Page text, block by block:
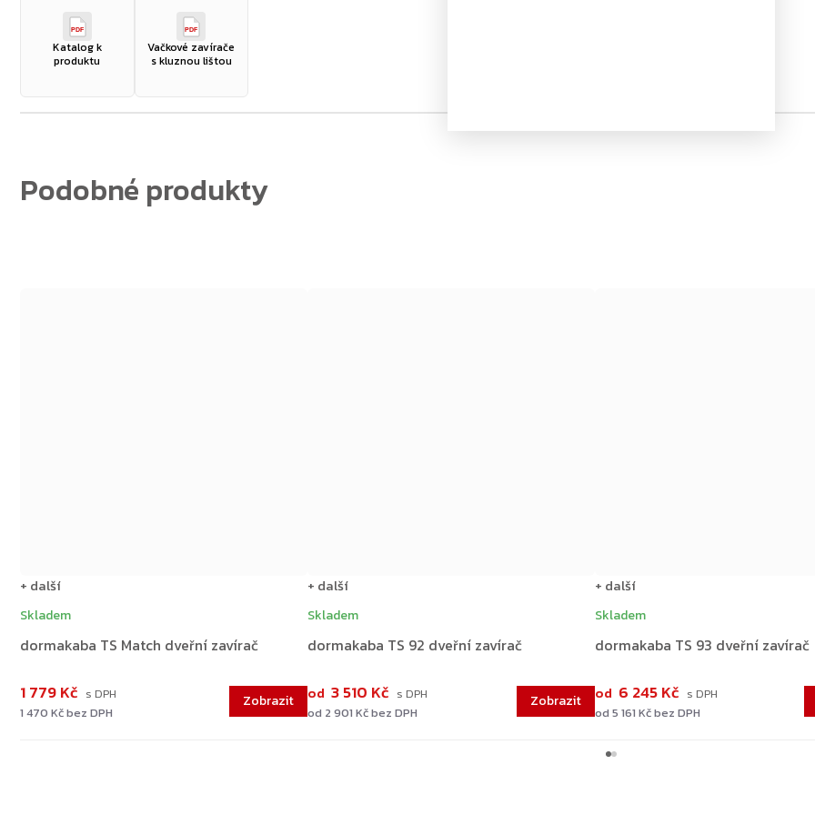
PDF
Katalog k
produktu
PDF
Vačkové zavírače
s kluznou lištou
dormakaba TS Match dveřní zavírač
Skladem
1 470 Kč bez DPH
1 779 Kč
+ další
dormakaba TS 92 dveřní zavírač
Skladem
od 2 901 Kč bez DPH
od 3 510 Kč
+ další
dormakaba TS 93 dveřní zavírač
Skladem
od 5 161 Kč bez DPH
od 6 245 Kč
+ další